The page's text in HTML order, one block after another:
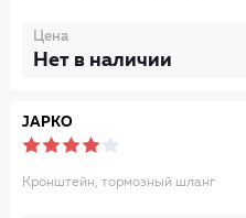
Цена
Нет в наличии
JAPKO
Кронштейн, тормозный шланг